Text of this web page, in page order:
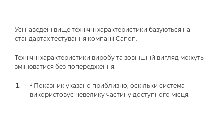
Усі наведені вище технічні характеристики базуються на
стандартах тестування компанії Canon.
Технічні характеристики виробу та зовнішній вигляд можуть
змінюватися без попередження.
¹ Показник указано приблизно, оскільки система
використовує невелику частину доступного місця.